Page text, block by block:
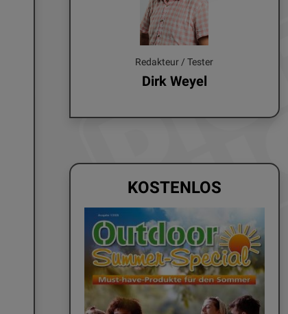
Redakteur / Tester
Dirk Weyel
KOSTENLOS